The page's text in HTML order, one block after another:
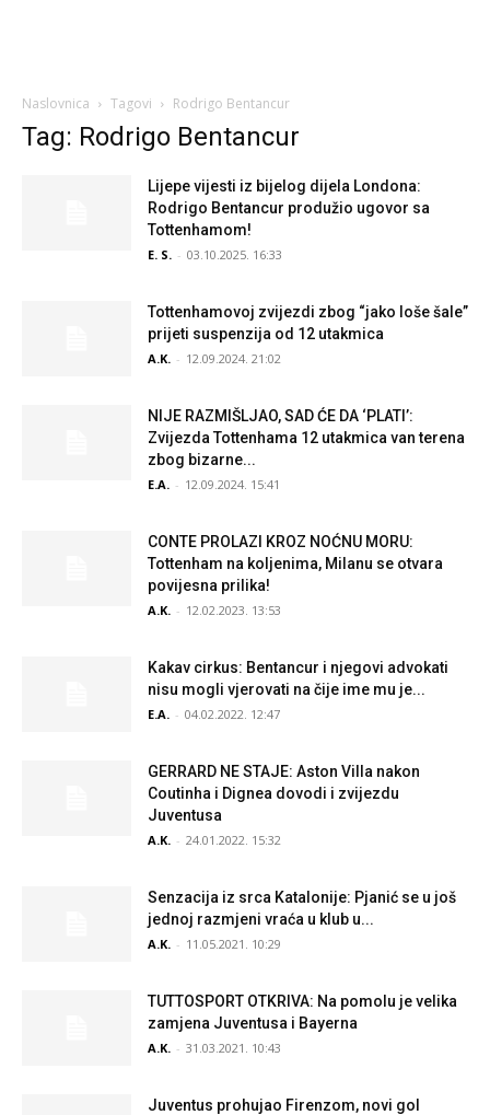
Naslovnica Tagovi Rodrigo Bentancur
Tag: Rodrigo Bentancur
Lijepe vijesti iz bijelog dijela Londona:
Rodrigo Bentancur produžio ugovor sa
Tottenhamom!
E. S. - 03.10.2025. 16:33
Tottenhamovoj zvijezdi zbog “jako loše šale”
prijeti suspenzija od 12 utakmica
A.K. - 12.09.2024. 21:02
NIJE RAZMIŠLJAO, SAD ĆE DA ‘PLATI’:
Zvijezda Tottenhama 12 utakmica van terena
zbog bizarne...
E.A. - 12.09.2024. 15:41
CONTE PROLAZI KROZ NOĆNU MORU:
Tottenham na koljenima, Milanu se otvara
povijesna prilika!
A.K. - 12.02.2023. 13:53
Kakav cirkus: Bentancur i njegovi advokati
nisu mogli vjerovati na čije ime mu je...
E.A. - 04.02.2022. 12:47
GERRARD NE STAJE: Aston Villa nakon
Coutinha i Dignea dovodi i zvijezdu
Juventusa
A.K. - 24.01.2022. 15:32
Senzacija iz srca Katalonije: Pjanić se u još
jednoj razmjeni vraća u klub u...
A.K. - 11.05.2021. 10:29
TUTTOSPORT OTKRIVA: Na pomolu je velika
zamjena Juventusa i Bayerna
A.K. - 31.03.2021. 10:43
Juventus prohujao Firenzom, novi gol